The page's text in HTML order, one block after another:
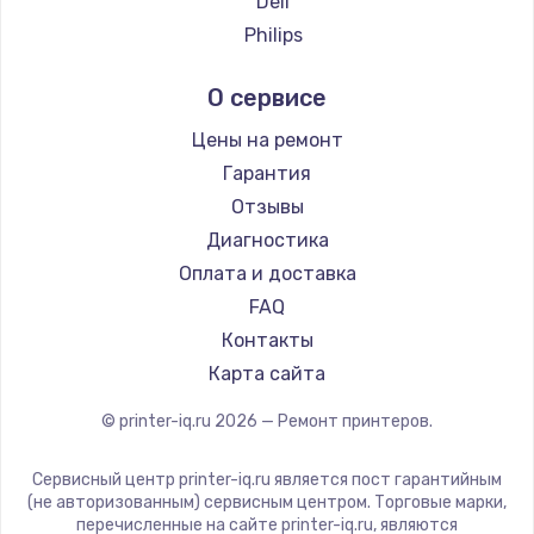
2500 руб.
Замена электроконфорки
1300 руб.
Заказать
Техобслуживание
900 руб.
Заказать
Установка / подключение / демонтаж
1300 руб.
Прошивка
Philips
Lexmark
Sharp
TSC
Fujitsu
Godex
О сервисе
Цены на ремонт
Гарантия
Отзывы
Диагностика
Оплата и доставка
FAQ
Контакты
Карта сайта
© printer-iq.ru 2026 — Ремонт принтеров.
Сервисный центр printer-iq.ru является пост гарантийным
(не авторизованным) сервисным центром. Торговые марки,
перечисленные на сайте printer-iq.ru, являются